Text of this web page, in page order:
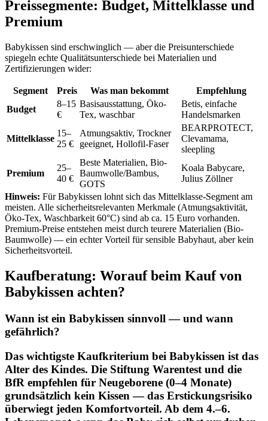
Preissegmente: Budget, Mittelklasse und
Premium
Babykissen sind erschwinglich — aber die Preisunterschiede
spiegeln echte Qualitätsunterschiede bei Materialien und
Zertifizierungen wider:
Segment Preis Was man bekommt
Empfehlung
Budget
8–15
€
Basisausstattung, Öko-
Tex, waschbar
Betis, einfache
Handelsmarken
Mittelklasse
15–
25 €
Atmungsaktiv, Trockner
geeignet, Hollofil-Faser
BEARPROTECT,
Clevamama,
sleepling
Premium
25–
40 €
Beste Materialien, Bio-
Baumwolle/Bambus,
GOTS
Koala Babycare,
Julius Zöllner
Hinweis: Für Babykissen lohnt sich das Mittelklasse-Segment am
meisten. Alle sicherheitsrelevanten Merkmale (Atmungsaktivität,
Öko-Tex, Waschbarkeit 60°C) sind ab ca. 15 Euro vorhanden.
Premium-Preise entstehen meist durch teurere Materialien (Bio-
Baumwolle) — ein echter Vorteil für sensible Babyhaut, aber kein
Sicherheitsvorteil.
Kaufberatung: Worauf beim Kauf von
Babykissen achten?
Wann ist ein Babykissen sinnvoll — und wann
gefährlich?
Das wichtigste Kaufkriterium bei Babykissen ist das
Alter des Kindes. Die Stiftung Warentest und die
BfR empfehlen für Neugeborene (0–4 Monate)
grundsätzlich kein Kissen — das Erstickungsrisiko
überwiegt jeden Komfortvorteil. Ab dem 4.–6.